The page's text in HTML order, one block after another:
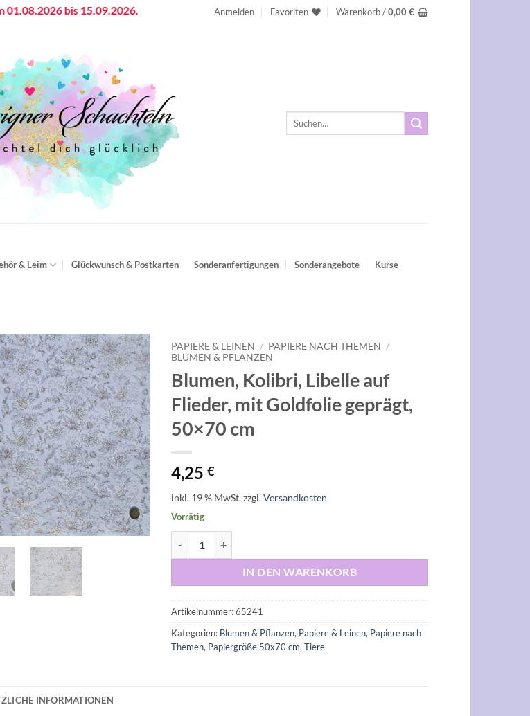
bis 15.09.2026. Anmelden Favoriten Warenkorb /0,00€
Suchen
& Leim Glückwunsch & Postkarten Sonderanfertigungen Sonderangebote Kurse
Auf die
Wunschliste
PAPIERE & LEINEN / PAPIERE NACH THEMEN /
BLUMEN & PFLANZEN
Blumen, Kolibri, Libelle auf
Flieder, mit Goldfolie geprägt,
50×70 cm
4,25€
inkl. 19 % MwSt.zzgl.Versandkosten
Vorrätig
IN DEN WARENKORB
Artikelnummer:65241
Kategorien: Blumen & Pflanzen, Papiere & Leinen, Papiere nach
Themen, Papiergröße 50x70 cm,Tiere
INFORMATIONEN